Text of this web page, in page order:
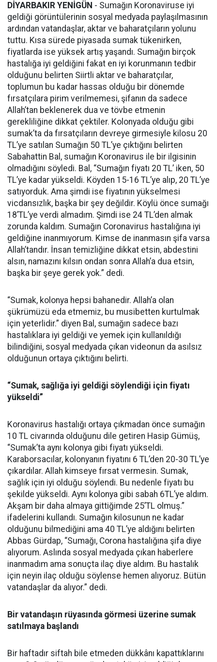
DİYARBAKIR YENİGÜN - Sumağın Koronaviruse iyi
geldiği görüntülerinin sosyal medyada paylaşılmasının
ardından vatandaşlar, aktar ve baharatçıların yolunu
tuttu. Kısa sürede piyasada sumak tükenirken,
fiyatlarda ise yüksek artış yaşandı. Sumağın birçok
hastalığa iyi geldiğini fakat en iyi korunmanın tedbir
olduğunu belirten Siirtli aktar ve baharatçılar,
toplumun bu kadar hassas olduğu bir dönemde
fırsatçılara pirim verilmemesi, şifanın da sadece
Allah’tan beklenerek dua ve tövbe etmenin
gerekliliğine dikkat çektiler. Kolonyada olduğu gibi
sumak’ta da fırsatçıların devreye girmesiyle kilosu 20
TL’ye satılan Sumağın 50 TL’ye çıktığını belirten
Sabahattin Bal, sumağın Koronavirus ile bir ilgisinin
olmadığını söyledi. Bal, “Sumağın fiyatı 20 TL’ iken, 50
TL’ye kadar yükseldi. Köyden 15-16 TL’ye alıp, 20 TL’ye
satıyorduk. Ama şimdi ise fiyatının yükselmesi
vicdansızlık, başka bir şey değildir. Köylü önce sumağı
18’TL’ye verdi almadım. Şimdi ise 24 TL’den almak
zorunda kaldım. Sumağın Coronavirus hastalığına iyi
geldiğine inanmıyorum. Kimse de inanmasın şifa varsa
Allah’tandır. İnsan temizliğine dikkat etsin, abdestini
alsın, namazını kılsın ondan sonra Allah’a dua etsin,
başka bir şeye gerek yok.” dedi.
“Sumak, kolonya hepsi bahanedir. Allah’a olan
şükrümüzü eda etmemiz, bu musibetten kurtulmak
için yeterlidir.” diyen Bal, sumağın sadece bazı
hastalıklara iyi geldiği ve yemek için kullanıldığı
bilindiğini, sosyal medyada çıkan videonun da asılsız
olduğunun ortaya çıktığını belirti.
“Sumak, sağlığa iyi geldiği söylendiği için fiyatı
yükseldi”
Koronavirus hastalığı ortaya çıkmadan önce sumağın
10 TL civarında olduğunu dile getiren Hasip Gümüş,
“Sumak’ta aynı kolonya gibi fiyatı yükseldi.
Karaborsacılar, kolonyanın fiyatını 6 TL’den 20-30 TL’ye
çıkardılar. Allah kimseye fırsat vermesin. Sumak,
sağlık için iyi olduğu söylendi. Bu nedenle fiyatı bu
şekilde yükseldi. Aynı kolonya gibi sabah 6TL’ye aldım.
Akşam bir daha almaya gittiğimde 25’TL olmuş.”
ifadelerini kullandı. Sumağın kilosunun ne kadar
olduğunu bilmediğini ama 40 TL’ye aldığını belirten
Abbas Gürdap, “Sumağı, Corona hastalığına şifa diye
alıyorum. Aslında sosyal medyada çıkan haberlere
inanmadım ama sonuçta ilaç diye aldım. Bu hastalık
için neyin ilaç olduğu söylense hemen alıyoruz. Bütün
vatandaşlar da alıyor.” dedi.
Bir vatandaşın rüyasında görmesi üzerine sumak
satılmaya başlandı
Bir haftadır siftah bile etmeden dükkânı kapattıklarını